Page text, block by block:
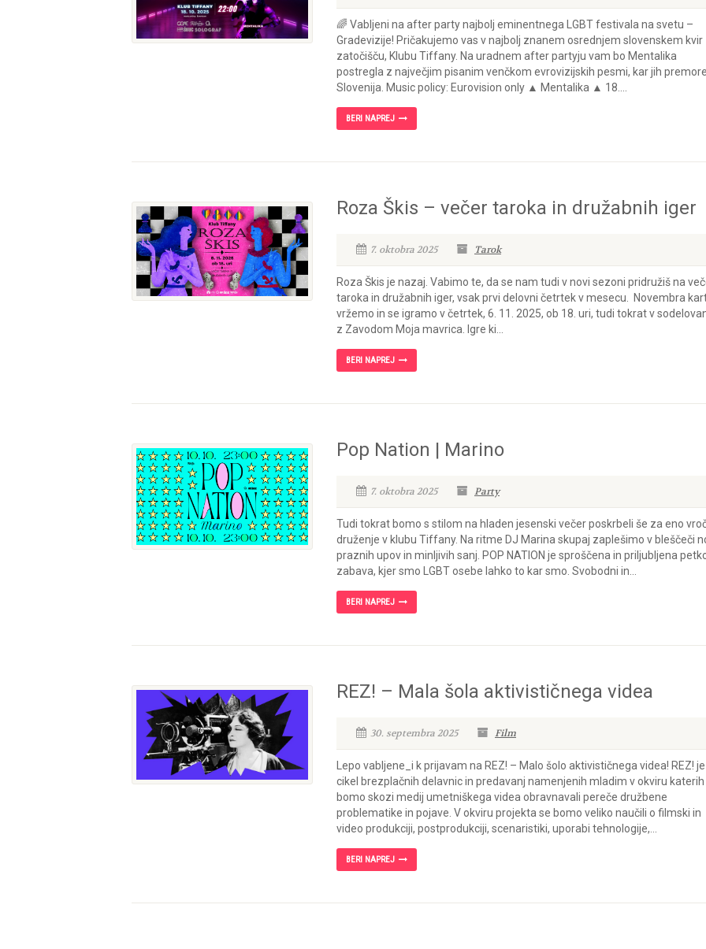
🌈 Vabljeni na after party najbolj eminentnega LGBT festivala na svetu –
Gradevizije! Pričakujemo vas v najbolj znanem osrednjem slovenskem kvir
zatočišču, Klubu Tiffany. Na uradnem after partyju vam bo Mentalika
postregla z največjim pisanim venčkom evrovizijskih pesmi, kar jih premore
Slovenija. Music policy: Eurovision only ▲ Mentalika ▲ 18....
BERI NAPREJ
Roza Škis – večer taroka in družabnih iger
7. oktobra 2025 Tarok
Roza Škis je nazaj. Vabimo te, da se nam tudi v novi sezoni pridružiš na
taroka in družabnih iger, vsak prvi delovni četrtek v mesecu. Novembra
vržemo in se igramo v četrtek, 6. 11. 2025, ob 18. uri, tudi tokrat v
z Zavodom Moja mavrica. Igre ki...
BERI NAPREJ
Pop Nation | Marino
7. oktobra 2025 Party
Tudi tokrat bomo s stilom na hladen jesenski večer poskrbeli še za eno
druženje v klubu Tiffany. Na ritme DJ Marina skupaj zaplešimo v bleščeči
praznih upov in minljivih sanj. POP NATION je sproščena in priljubljena
zabava, kjer smo LGBT osebe lahko to kar smo. Svobodni in...
BERI NAPREJ
REZ! – Mala šola aktivističnega videa
30. septembra 2025 Film
Lepo vabljene_i k prijavam na REZ! – Malo šolo aktivističnega videa! REZ! je
cikel brezplačnih delavnic in predavanj namenjenih mladim v okviru katerih
bomo skozi medij umetniškega videa obravnavali pereče družbene
problematike in pojave. V okviru projekta se bomo veliko naučili o filmski in
video produkciji, postprodukciji, scenaristiki, uporabi tehnologije,...
BERI NAPREJ